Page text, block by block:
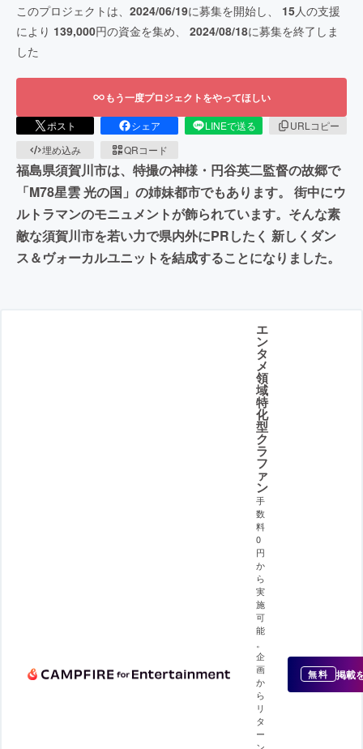
このプロジェクトは、 2024/06/19に募集を開始し、 15人の支援
により 139,000円の資金を集め、 2024/08/18に募集を終了しま
した
もう一度プロジェクトをやってほしい
ポスト シェア LINEで送る
URLコピー
埋め込み
QRコード
福島県須賀川市は、特撮の神様・円谷英二監督の故郷で
「M78星雲 光の国」の姉妹都市でもあります。 街中にウ
ルトラマンのモニュメントが飾られています。そんな素
敵な須賀川市を若い力で県内外にPRしたく 新しくダン
ス＆ヴォーカルユニットを結成することになりました。
エ
ン
タ
メ
領
域
特
化
型
ク
ラ
フ
ァ
ン
手
数
料
0
円
か
ら
実
施
可
能
企
画
か
ら
リ
タ
ー
ン
無料 掲載